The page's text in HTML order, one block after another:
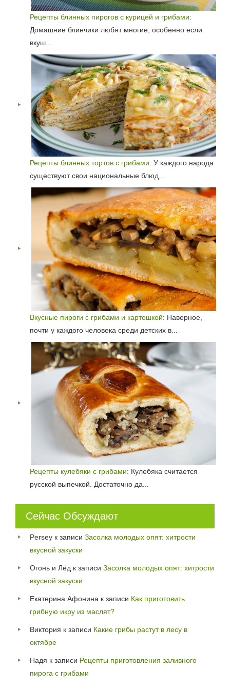
Рецепты блинных пирогов с курицей и грибами:
Домашние блинчики любят многие, особенно если
вкуш...
Рецепты блинных тортов с грибами: У каждого народа
существуют свои национальные блюд...
Вкусные пироги с грибами и картошкой: Наверное,
почти у каждого человека среди детских в...
Рецепты кулебяки с грибами: Кулебяка считается
русской выпечкой. Достаточно да...
Сейчас Обсуждают
Persey к записи Засолка молодых опят: хитрости
вкусной закуски
Огонь и Лёд к записи Засолка молодых опят: хитрости
вкусной закуски
Екатерина Афонина к записи Как приготовить
грибную икру из маслят?
Виктория к записи Какие грибы растут в лесу в
октябре
Надя к записи Рецепты приготовления заливного
пирога с грибами